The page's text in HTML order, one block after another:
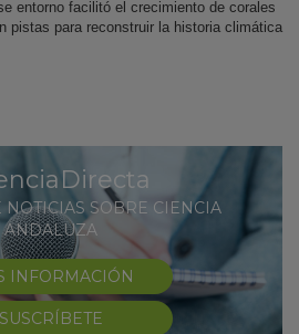
entorno facilitó el crecimiento de corales
pistas para reconstruir la historia climática
NOTICIAS SOBRE CIENCIA
ANDALUZA
INFORMACIÓN
SUSCRÍBETE